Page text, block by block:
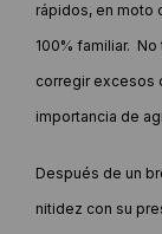
rápidos, en moto
100% familiar.
corregir excesos
importancia de
Después de un
nitidez con su